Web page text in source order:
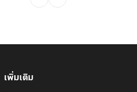
เพิ่มเติม